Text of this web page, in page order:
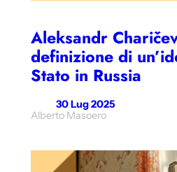
Aleksandr
definizione di
Stato in Russia
30 Lug 2025
Alberto Masoero